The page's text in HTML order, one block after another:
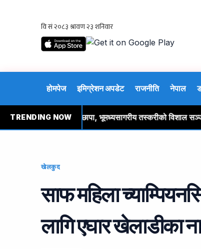
होमपेज इमिग्रेशन अपडेट राजनीति नेपाल
TRENDING NOW
नेतृत्वको प्रहरीको छापा, भूमध्यसागरीय तस्करीको विशाल सञ्जाल
खेलकुद
साफ महिला
लागि एघार खेलाडीका